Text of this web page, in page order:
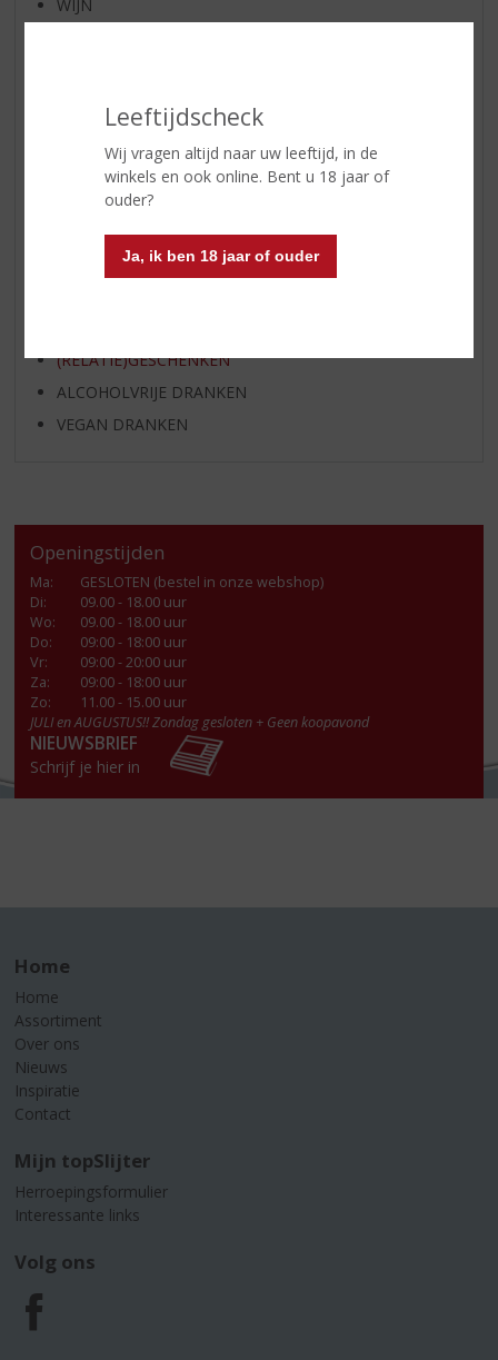
Leeftijdscheck
Wij vragen altijd naar uw leeftijd, in de
winkels en ook online. Bent u 18 jaar of
ouder?
Ja, ik ben 18 jaar of ouder
WIJN
GEDISTILLEERD OVERIG
SHOTJES
KANT EN KLAAR
FRISDRANK
ETENSWAREN
(RELATIE)GESCHENKEN
ALCOHOLVRIJE DRANKEN
VEGAN DRANKEN
Openingstijden
Ma:
GESLOTEN (bestel in onze webshop)
Di:
09.00 - 18.00 uur
Wo:
09.00 - 18.00 uur
Do:
09:00 - 18:00 uur
Vr:
09:00 - 20:00 uur
Za:
09:00 - 18:00 uur
Zo:
11.00 - 15.00 uur
JULI en AUGUSTUS!! Zondag gesloten + Geen koopavond
NIEUWSBRIEF
Schrijf je hier in
Home
Home
Assortiment
Over ons
Nieuws
Inspiratie
Contact
Mijn topSlijter
Herroepingsformulier
Interessante links
Volg ons
F